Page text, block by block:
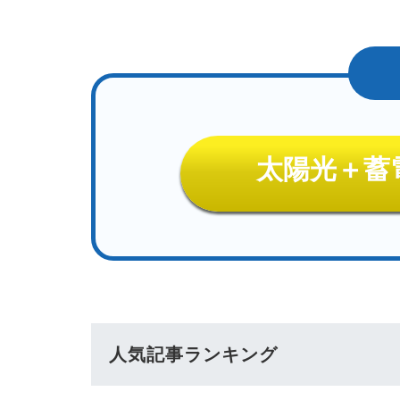
太陽光＋蓄
人気記事ランキング